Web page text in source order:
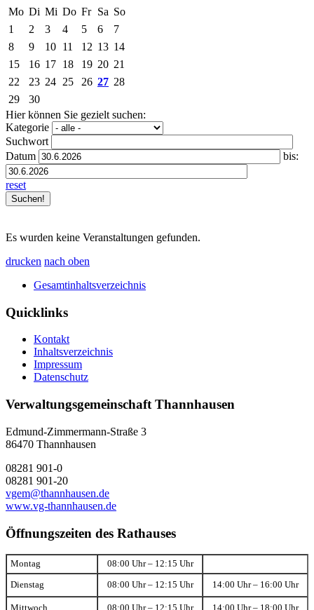
Mo Di Mi Do Fr Sa So
1
2 3 4 5 6
7
8
9 10 11 12 13 14
15
16 17 18 19 20 21
22
23 24 25 26 27 28
29
30
Hier können Sie gezielt suchen:
Kategorie
Suchwort
Datum
bis:
reset
Es wurden keine Veranstaltungen gefunden.
drucken nach oben
Gesamtinhaltsverzeichnis
Quicklinks
Kontakt
Inhaltsverzeichnis
Impressum
Datenschutz
Verwaltungsgemeinschaft Thannhausen
Edmund-Zimmermann-Straße 3
86470 Thannhausen
08281 901-0
08281 901-20
vgem@thannhausen.de
www.vg-thannhausen.de
Öffnungszeiten des Rathauses
Montag 08:00 Uhr – 12:15 Uhr
Dienstag 08:00 Uhr – 12:15 Uhr 14:00 Uhr – 16:00 Uhr